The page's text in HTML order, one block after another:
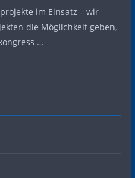
im Einsatz – wir
die Möglichkeit geben,
…